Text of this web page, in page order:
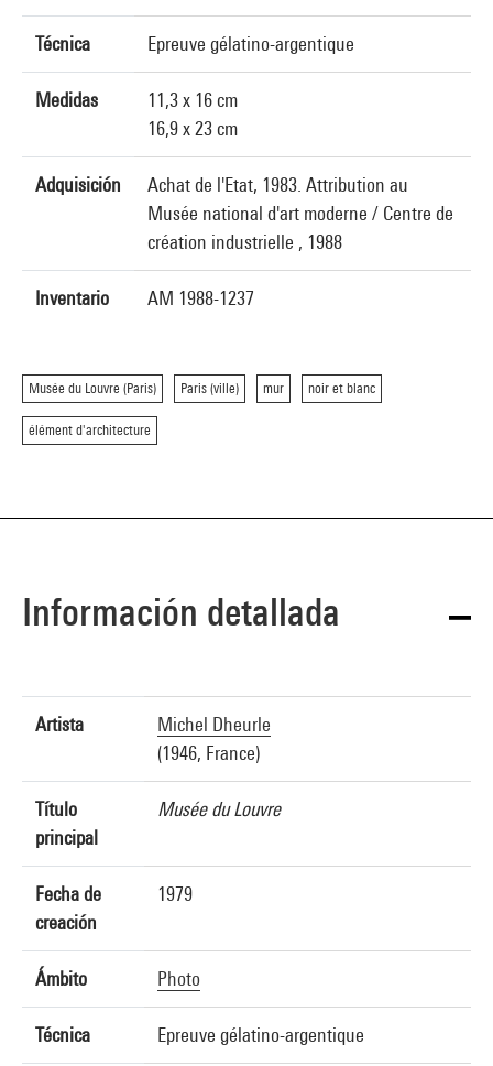
Técnica Epreuve gélatino-argentique
Medidas
11,3 x 16 cm
16,9 x 23 cm
Adquisición
Achat de l'Etat, 1983. Attribution au
Musée national d'art moderne / Centre de
création industrielle , 1988
Inventario AM 1988-1237
Musée du Louvre (Paris) Paris (ville) mur noir et blanc
élément d'architecture
Información detallada
Artista
Michel Dheurle
(1946, France)
Título
principal
Musée du Louvre
Fecha de
creación
1979
Ámbito Photo
Técnica Epreuve gélatino-argentique